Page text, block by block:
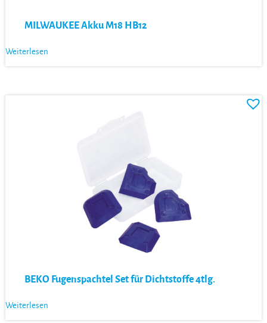
MILWAUKEE Akku M18 HB12
Weiterlesen
BEKO Fugenspachtel Set für Dichtstoffe 4tlg.
Weiterlesen